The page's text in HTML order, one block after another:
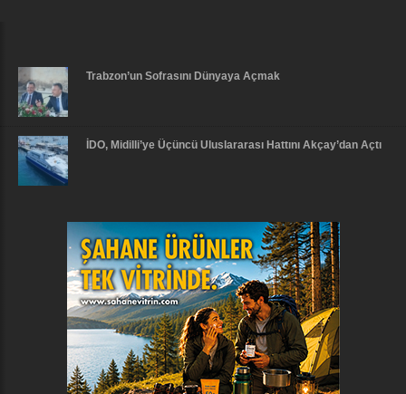
Trabzon’un Sofrasını Dünyaya Açmak
İDO, Midilli’ye Üçüncü Uluslararası Hattını Akçay’dan Açtı